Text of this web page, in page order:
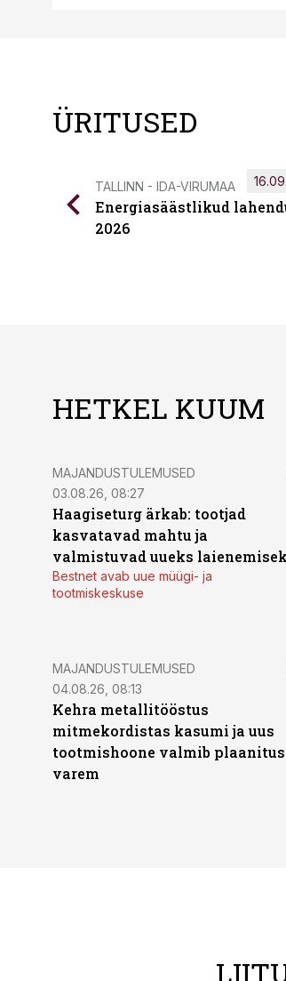
ÜRITUSED
TALLINN - IDA-VIRUMAA
Energiasäästlikud
2026
HETKEL KUUM
MAJANDUSTULEMUSED
03.08.26, 08:27
Haagiseturg ärkab: tootjad
kasvatavad mahtu ja
valmistuvad uueks
Bestnet avab uue müügi- ja
tootmiskeskuse
MAJANDUSTULEMUSED
04.08.26, 08:13
Kehra metallitööstus
mitmekordistas kasumi ja uus
tootmishoone valmib
varem